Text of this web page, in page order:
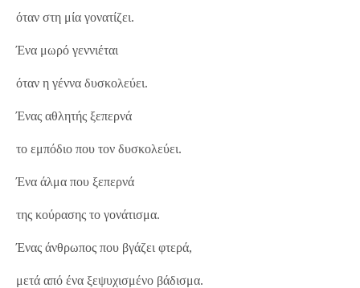
όταν στη μία γονατίζει.
Ένα μωρό γεννιέται
όταν η γέννα δυσκολεύει.
Ένας αθλητής ξεπερνά
το εμπόδιο που τον δυσκολεύει.
Ένα άλμα που ξεπερνά
της κούρασης το γονάτισμα.
Ένας άνθρωπος που βγάζει φτερά,
μετά από ένα ξεψυχισμένο βάδισμα.